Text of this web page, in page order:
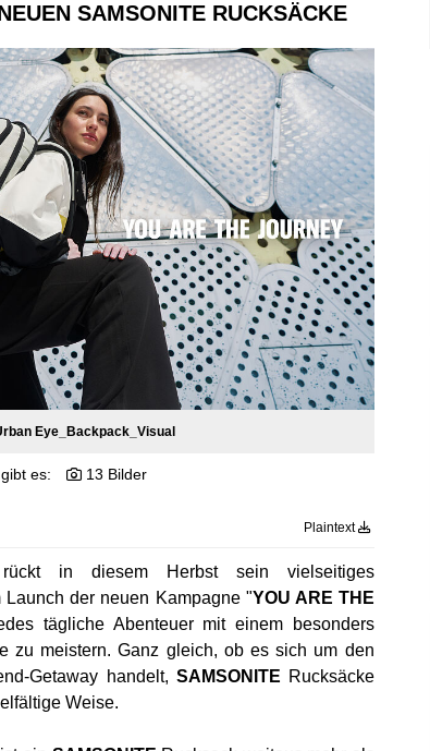
SAMSONITE RUCKSÄCKE
Eye_Backpack_Visual
es: 13 Bilder
Plaintext
in diesem Herbst sein vielseitiges
der neuen Kampagne "YOU ARE THE
tägliche Abenteuer mit einem besonders
zu meistern. Ganz gleich, ob es sich um den
Getaway handelt, SAMSONITE Rucksäcke
Weise.